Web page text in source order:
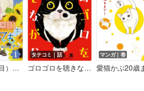
成人式（3回目）を過ぎても～姦し乙女たちのルームシェア～＜単行本版＞
タテコミ｜話
ゴロゴロを聴きながら
マンガ｜巻